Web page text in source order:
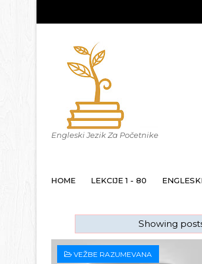
Engleski Jezik Za Početnike
HOME LEKCIJE 1 - 80
Showing
VEŽBE RAZUMEVANA